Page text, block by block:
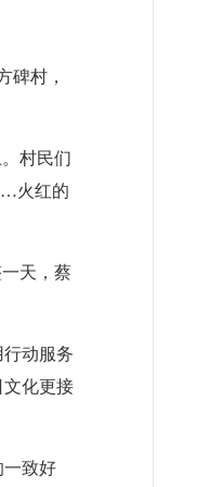
碑村，
村民们
火红的
天，蔡
动服务
化更接
一致好